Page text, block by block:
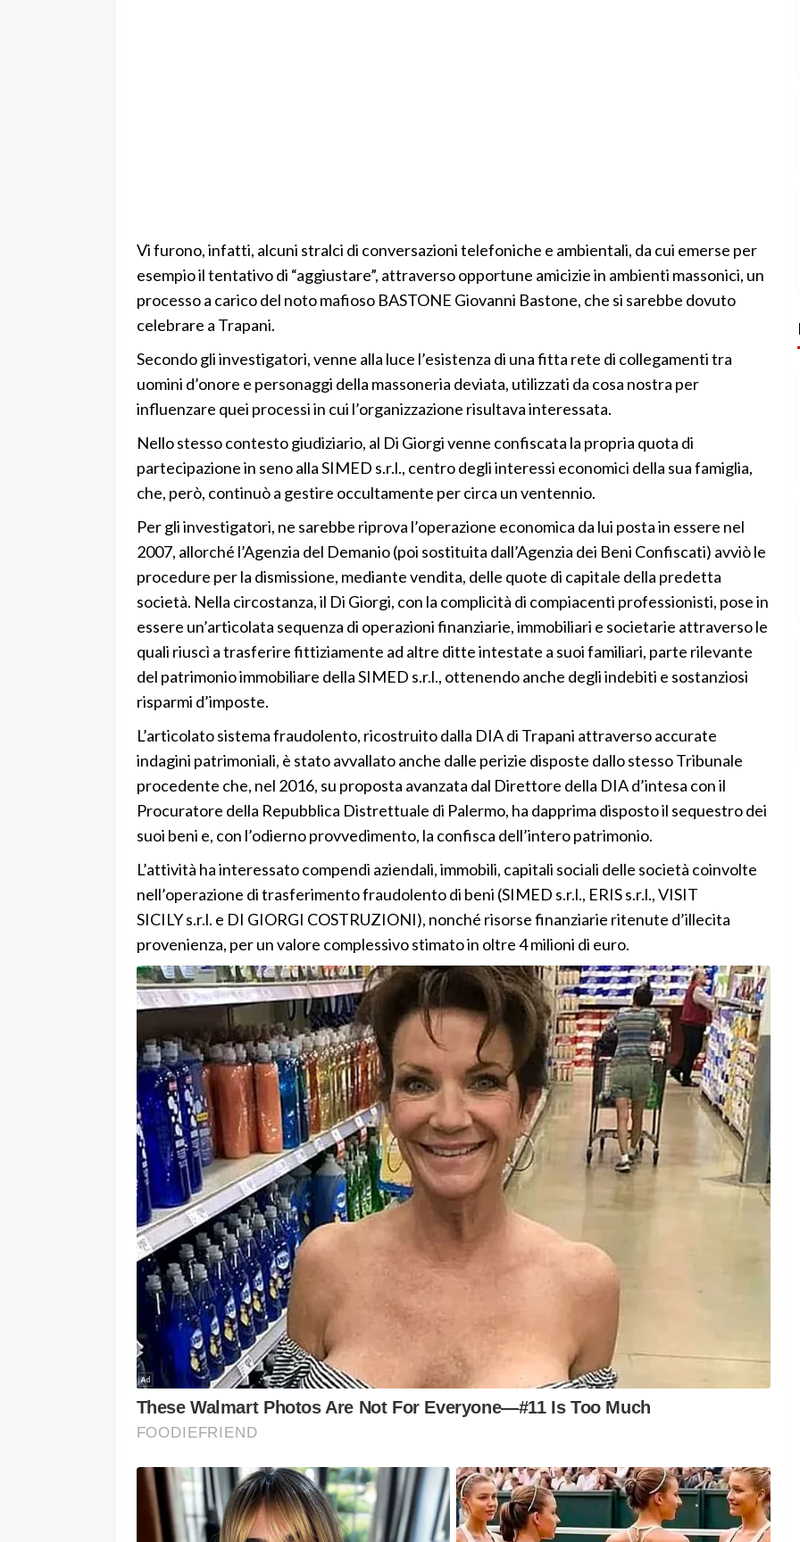
Vi furono, infatti, alcuni stralci di conversazioni telefoniche e ambientali, da cui emerse per
esempio il tentativo di “aggiustare”, attraverso opportune amicizie in ambienti massonici, un
processo a carico del noto mafioso BASTONE Giovanni Bastone, che si sarebbe dovuto
celebrare a Trapani.
Secondo gli investigatori, venne alla luce l’esistenza di una fitta rete di collegamenti tra
uomini d’onore e personaggi della massoneria deviata, utilizzati da cosa nostra per
influenzare quei processi in cui l’organizzazione risultava interessata.
Nello stesso contesto giudiziario, al Di Giorgi venne confiscata la propria quota di
partecipazione in seno alla SIMED s.r.l., centro degli interessi economici della sua famiglia,
che, però, continuò a gestire occultamente per circa un ventennio.
Per gli investigatori, ne sarebbe riprova l’operazione economica da lui posta in essere nel
2007, allorché l’Agenzia del Demanio (poi sostituita dall’Agenzia dei Beni Confiscati) avviò le
procedure per la dismissione, mediante vendita, delle quote di capitale della predetta
società. Nella circostanza, il Di Giorgi, con la complicità di compiacenti professionisti, pose in
essere un’articolata sequenza di operazioni finanziarie, immobiliari e societarie attraverso le
quali riuscì a trasferire fittiziamente ad altre ditte intestate a suoi familiari, parte rilevante
del patrimonio immobiliare della SIMED s.r.l., ottenendo anche degli indebiti e sostanziosi
risparmi d’imposte.
L’articolato sistema fraudolento, ricostruito dalla DIA di Trapani attraverso accurate
indagini patrimoniali, è stato avvallato anche dalle perizie disposte dallo stesso Tribunale
procedente che, nel 2016, su proposta avanzata dal Direttore della DIA d’intesa con il
Procuratore della Repubblica Distrettuale di Palermo, ha dapprima disposto il sequestro dei
suoi beni e, con l’odierno provvedimento, la confisca dell’intero patrimonio.
L’attività ha interessato compendi aziendali, immobili, capitali sociali delle società coinvolte
nell’operazione di trasferimento fraudolento di beni (SIMED s.r.l., ERIS s.r.l., VISIT
SICILY s.r.l. e DI GIORGI COSTRUZIONI), nonché risorse finanziarie ritenute d’illecita
provenienza, per un valore complessivo stimato in oltre 4 milioni di euro.